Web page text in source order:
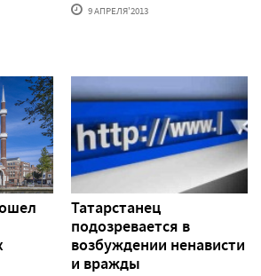
9 АПРЕЛЯ'2013
Татарстанец
подозревается в
возбуждении ненависти
и вражды